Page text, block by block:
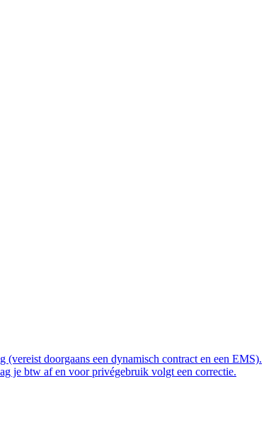
doorgaans een dynamisch contract en een EMS).
je btw af en voor privégebruik volgt een correctie.